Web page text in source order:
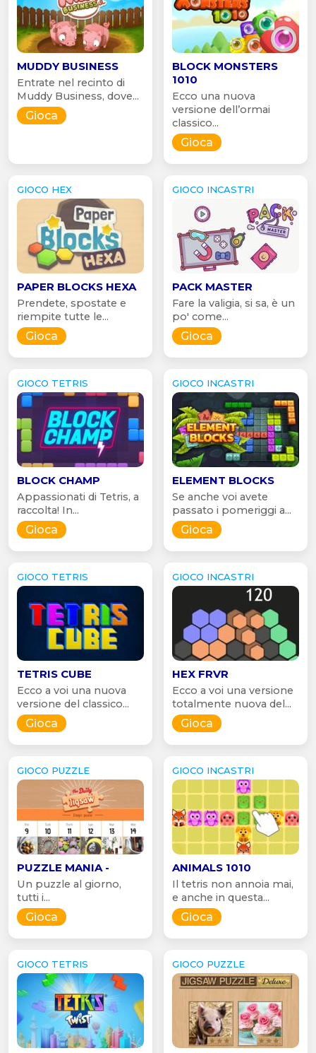
MUDDY BUSINESS
Entrate nel recinto di
Muddy Business, dove...
Gioca
BLOCK MONSTERS
1010
Ecco una nuova
versione dell’ormai
classico...
Gioca
GIOCO HEX
PAPER BLOCKS HEXA
Prendete, spostate e
riempite tutte le...
Gioca
GIOCO INCASTRI
PACK MASTER
Fare la valigia, si sa, è un
po' come...
Gioca
GIOCO TETRIS
BLOCK CHAMP
Appassionati di Tetris, a
raccolta! In...
Gioca
GIOCO INCASTRI
ELEMENT BLOCKS
Se anche voi avete
passato i pomeriggi a...
Gioca
GIOCO TETRIS
TETRIS CUBE
Ecco a voi una nuova
versione del classico...
Gioca
GIOCO INCASTRI
HEX FRVR
Ecco a voi una versione
totalmente nuova del...
Gioca
GIOCO PUZZLE
PUZZLE MANIA -
Un puzzle al giorno,
tutti i...
Gioca
GIOCO INCASTRI
ANIMALS 1010
Il tetris non annoia mai,
e anche in questa...
Gioca
GIOCO TETRIS GIOCO PUZZLE